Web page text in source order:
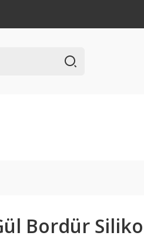
Bordür